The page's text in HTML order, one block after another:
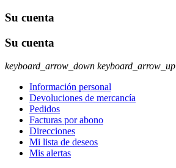
Su cuenta
Su cuenta
keyboard_arrow_down keyboard_arrow_up
Información personal
Devoluciones de mercancía
Pedidos
Facturas por abono
Direcciones
Mi lista de deseos
Mis alertas